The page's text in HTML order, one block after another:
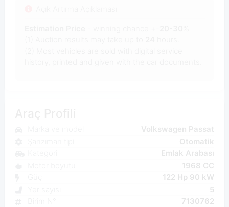
Volkswagen Passat
Otomatik
Emlak Arabası
1968 CC
122 Hp 90 kW
5
7130762